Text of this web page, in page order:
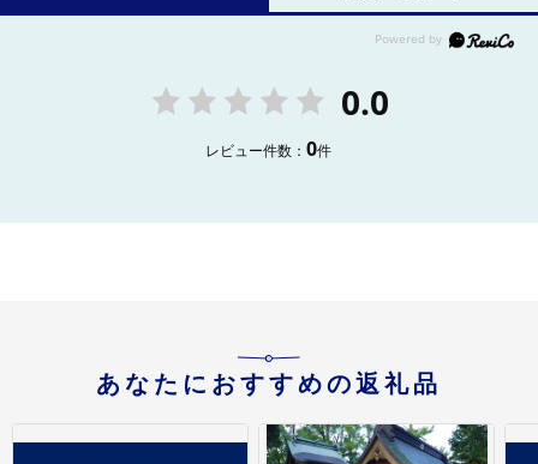
0.0
レビュー件数：0件
あなたにおすすめの返礼品